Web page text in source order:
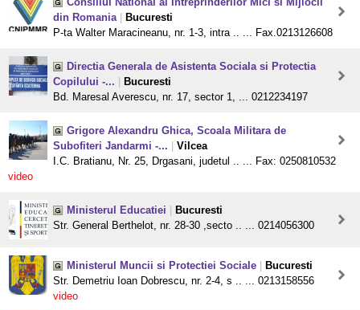
din Romania
Bucuresti
P-ta Walter Maracineanu, nr. 1-3, intra .. ... Fax.0213126608
Directia Generala de Asistenta Sociala si Protectia
Copilului -...
Bucuresti
Bd. Maresal Averescu, nr. 17, sector 1, ... 0212234197
Grigore Alexandru Ghica, Scoala Militara de
Subofiteri Jandarmi -...
Vilcea
I.C. Bratianu, Nr. 25, Drgasani, judetul .. ... Fax: 0250810532
video
Ministerul Educatiei
Bucuresti
Str. General Berthelot, nr. 28-30 ,secto .. ... 0214056300
Ministerul Muncii si Protectiei Sociale
Bucuresti
Str. Demetriu Ioan Dobrescu, nr. 2-4, s .. ... 0213158556
video